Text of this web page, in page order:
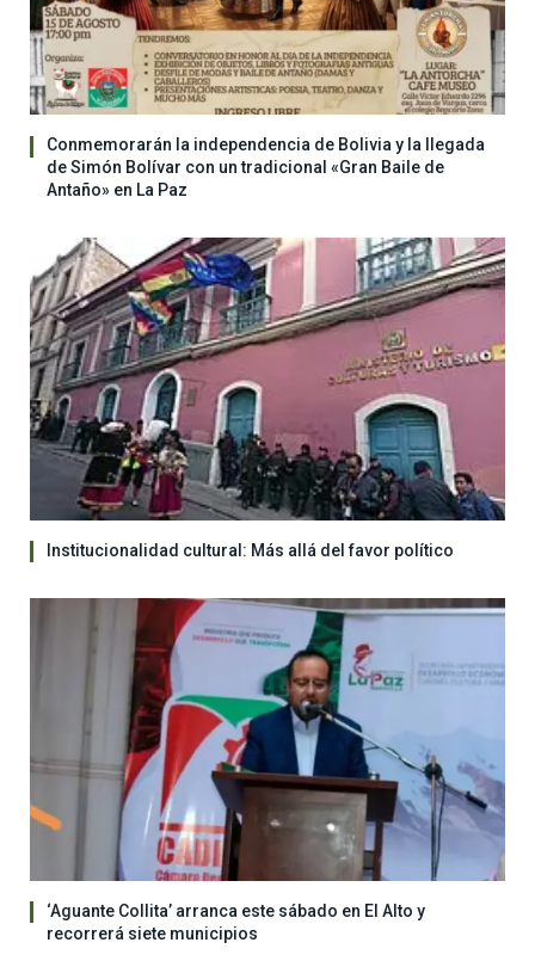
Conmemorarán la independencia de Bolivia y la llegada
de Simón Bolívar con un tradicional «Gran Baile de
Antaño» en La Paz
Institucionalidad cultural: Más allá del favor político
‘Aguante Collita’ arranca este sábado en El Alto y
recorrerá siete municipios